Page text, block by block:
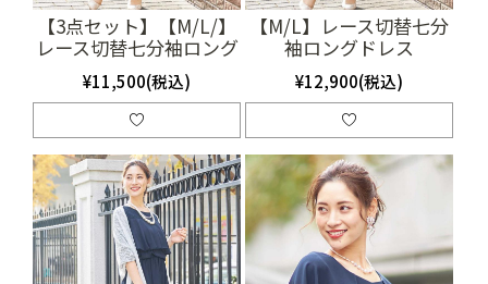
【3点セット】【M/L/】
レース切替七分袖ロング
ドレス（SET2027）
¥11,500(税込)
【M/L】レース切替七分
袖ロングドレス
（SET0727）
¥12,900(税込)